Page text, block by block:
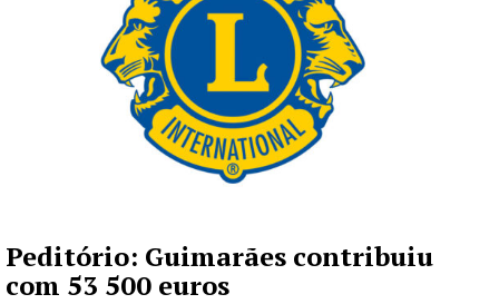
Peditório: Guimarães contribuiu
com 53 500 euros